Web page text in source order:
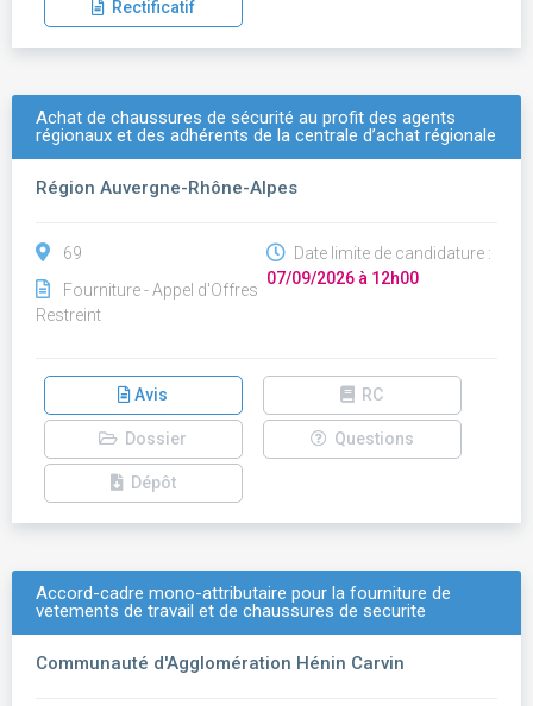
Rectificatif
Achat de chaussures de sécurité au profit des agents
régionaux et des adhérents de la centrale d’achat régionale
Région Auvergne-Rhône-Alpes
69
Fourniture - Appel d'Offres
Restreint
Date limite de candidature :
07/09/2026 à 12h00
Avis RC
Dossier Questions
Dépôt
Accord-cadre mono-attributaire pour la fourniture de
vetements de travail et de chaussures de securite
Communauté d'Agglomération Hénin Carvin